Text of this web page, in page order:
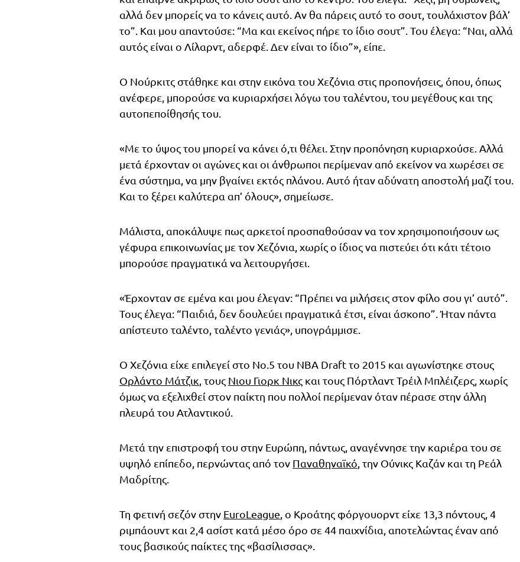
αλλά δεν μπορείς να το κάνεις αυτό. Αν θα πάρεις αυτό το σουτ, τουλάχιστον βάλ’
το”. Και μου απαντούσε: “Μα και εκείνος πήρε το ίδιο σουτ”. Του έλεγα: “Ναι, αλλά
αυτός είναι ο Λίλαρντ, αδερφέ. Δεν είναι το ίδιο”», είπε.
Ο Νούρκιτς στάθηκε και στην εικόνα του Χεζόνια στις προπονήσεις, όπου, όπως
ανέφερε, μπορούσε να κυριαρχήσει λόγω του ταλέντου, του μεγέθους και της
αυτοπεποίθησής του.
«Με το ύψος του μπορεί να κάνει ό,τι θέλει. Στην προπόνηση κυριαρχούσε. Αλλά
μετά έρχονταν οι αγώνες και οι άνθρωποι περίμεναν από εκείνον να χωρέσει σε
ένα σύστημα, να μην βγαίνει εκτός πλάνου. Αυτό ήταν αδύνατη αποστολή μαζί του.
Και το ξέρει καλύτερα απ’ όλους», σημείωσε.
Μάλιστα, αποκάλυψε πως αρκετοί προσπαθούσαν να τον χρησιμοποιήσουν ως
γέφυρα επικοινωνίας με τον Χεζόνια, χωρίς ο ίδιος να πιστεύει ότι κάτι τέτοιο
μπορούσε πραγματικά να λειτουργήσει.
«Έρχονταν σε εμένα και μου έλεγαν: “Πρέπει να μιλήσεις στον φίλο σου γι’ αυτό”.
Τους έλεγα: “Παιδιά, δεν δουλεύει πραγματικά έτσι, είναι άσκοπο”. Ήταν πάντα
απίστευτο ταλέντο, ταλέντο γενιάς», υπογράμμισε.
Ο Χεζόνια είχε επιλεγεί στο Νο.5 του NBA Draft το 2015 και αγωνίστηκε στους
Ορλάντο Μάτζικ, τους Νιου Γιορκ Νικς και τους Πόρτλαντ Τρέιλ Μπλέιζερς, χωρίς
όμως να εξελιχθεί στον παίκτη που πολλοί περίμεναν όταν πέρασε στην άλλη
πλευρά του Ατλαντικού.
Μετά την επιστροφή του στην Ευρώπη, πάντως, αναγέννησε την καριέρα του σε
υψηλό επίπεδο, περνώντας από τον Παναθηναϊκό, την Ούνικς Καζάν και τη Ρεάλ
Μαδρίτης.
Τη φετινή σεζόν στην EuroLeague, ο Κροάτης φόργουορντ είχε 13,3 πόντους, 4
ριμπάουντ και 2,4 ασίστ κατά μέσο όρο σε 44 παιχνίδια, αποτελώντας έναν από
τους βασικούς παίκτες της «βασίλισσας».